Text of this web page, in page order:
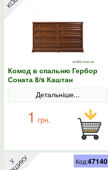
Комод в спальню Гербор
Соната 8/s Каштан
Детальніше...
1 грн.
Код:47140